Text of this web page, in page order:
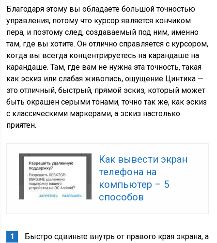
Благодаря этому вы обладаете большой точностью
управления, потому что курсор является кончиком
пера, и поэтому след, создаваемый под ним, именно
там, где вы хотите. Он отлично справляется с курсором,
когда вы всегда концентрируетесь на карандаше на
карандаше. Там, где вам не нужна эта точность, такая
как эскиз или слабая живопись, ощущение Цинтика —
это отличный, быстрый, прямой эскиз, который может
быть окрашен серыми тонами, точно так же, как эскиз
с классическими маркерами, а эскиз настолько
приятен.
Как вывести экран
телефона на
компьютер – 5
способов
Быстро сдвиньте внутрь от правого края экрана, а